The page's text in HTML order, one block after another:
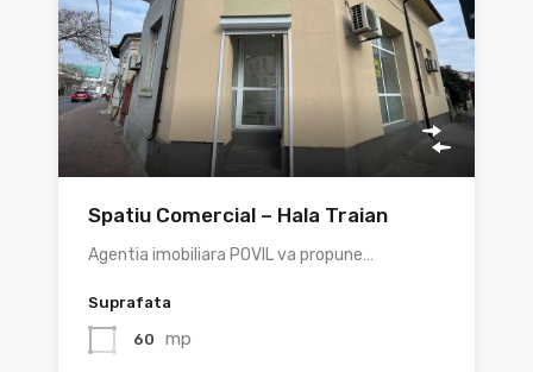
Spatiu Comercial – Hala Traian
Agentia imobiliara POVIL va propune…
Suprafata
60 mp